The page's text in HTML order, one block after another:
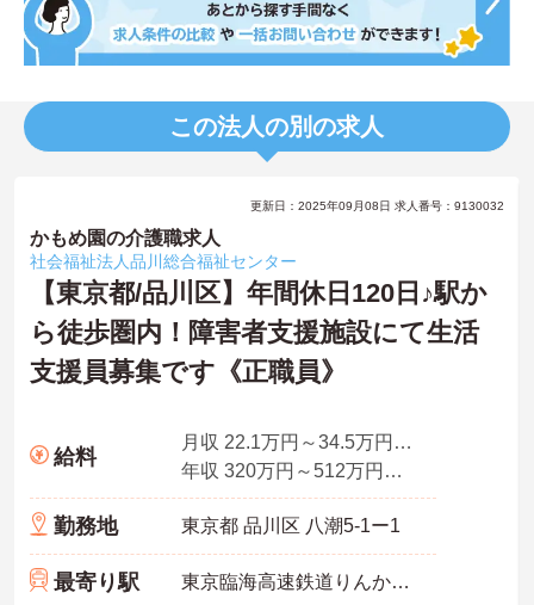
この法人の別の求人
更新日：2025年09月08日 求人番号：9130032
かもめ園の介護職求人
社会福祉法人品川総合福祉センター
【東京都/品川区】年間休日120日♪駅か
ら徒歩圏内！障害者支援施設にて生活
支援員募集です《正職員》
給料
月収 22.1万円～34.5万円程度 ※処遇改善手当、特例処遇改善手当、夜勤手当5回分込
年収 320万円～512万円程度 ※賞与3.45ヶ月分込み
勤務地 東京都 品川区 八潮5-1ー1
最寄り駅 東京臨海高速鉄道りんかい線「品川シーサイド駅」徒歩10分